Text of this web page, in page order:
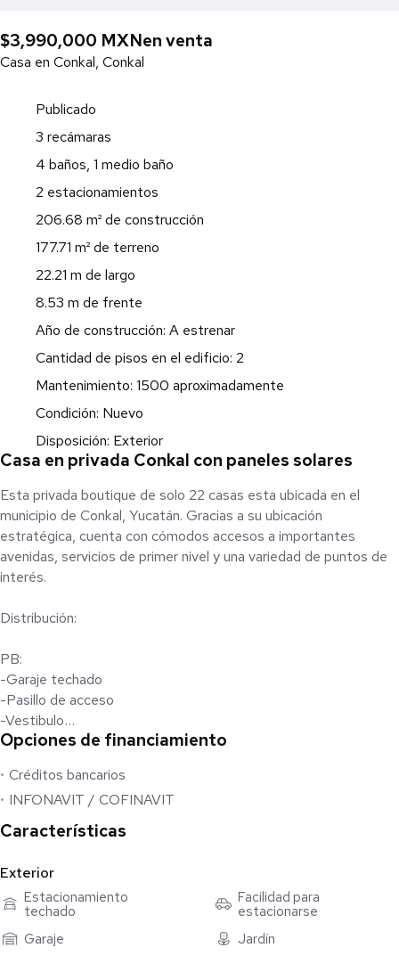
$3,990,000 MXNen venta
Casa en Conkal, Conkal
Publicado
3 recámaras
4 baños, 1 medio baño
2 estacionamientos
206.68 m² de construcción
177.71 m² de terreno
22.21 m de largo
8.53 m de frente
Año de construcción: A estrenar
Cantidad de pisos en el edificio: 2
Mantenimiento: 1500 aproximadamente
Condición: Nuevo
Disposición: Exterior
Casa en privada Conkal con paneles solares
Esta privada boutique de solo 22 casas esta ubicada en el
municipio de Conkal, Yucatán. Gracias a su ubicación
estratégica, cuenta con cómodos accesos a importantes
avenidas, servicios de primer nivel y una variedad de puntos de
interés.
Distribución:
PB:
-Garaje techado
-Pasillo de acceso
-Vestibulo
-1/2 baño
-Sala
-Comedor
-Cocina
-Terraza techada
-Piscina
-Pasillo de servicios
Opciones de financiamiento
Créditos bancarios
INFONAVIT / COFINAVIT
Características
Exterior
Estacionamiento
techado
Facilidad para
estacionarse
Garaje
Jardín